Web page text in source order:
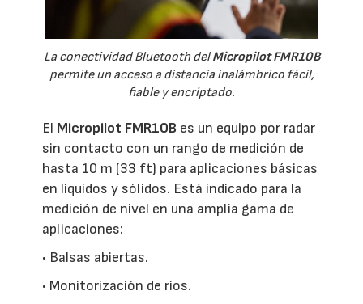
La conectividad Bluetooth delMicropilot FMR10B
permite un acceso a distancia inalámbrico fácil,
fiable y encriptado.
El Micropilot FMR10B es un equipo por radar
sin contacto con un rango de medición de
hasta 10 m (33 ft) para aplicaciones básicas
en líquidos y sólidos. Está indicado para la
medición de nivel en una amplia gama de
aplicaciones:
• Balsas abiertas.
• Monitorización de ríos.